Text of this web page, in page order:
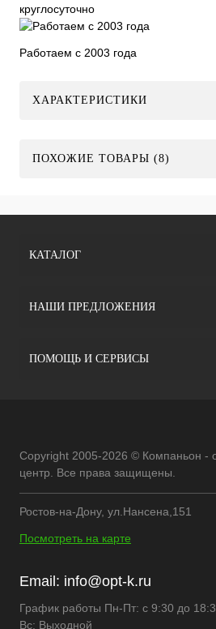
круглосуточно
Работаем с 2003 года
ХАРАКТЕРИСТИКИ
ПОХОЖИЕ ТОВАРЫ (8)
КАТАЛОГ
НАШИ ПРЕДЛОЖЕНИЯ
ПОМОЩЬ И СЕРВИСЫ
Copyright 2005-2026 © Компаньон -
центр. Все права защищены.
Ростов-на-Дону, ул.Нансена,151
Посмотреть на карте
Email: info@opt-k.ru
График работы Пн-Пт: с 9:30 до
Вс: Выходной